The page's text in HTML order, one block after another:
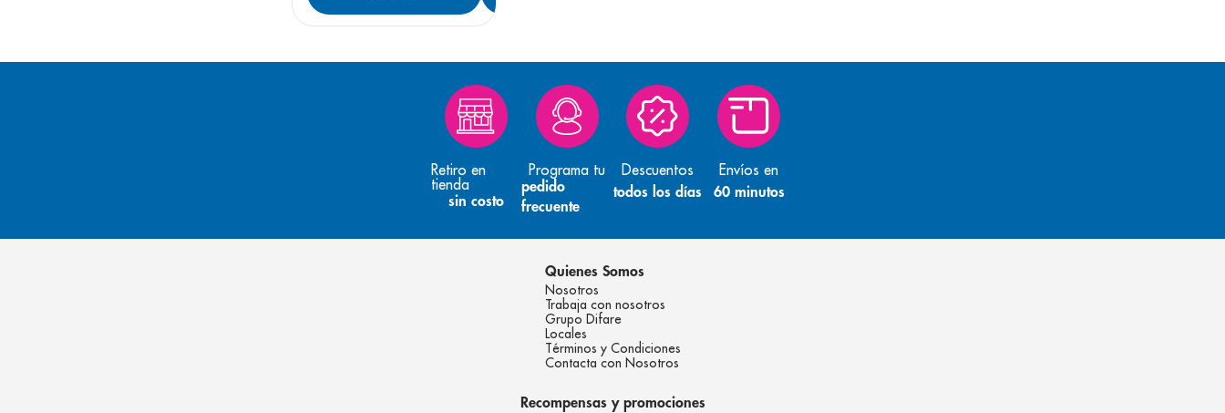
Retiro en
tienda
sin costo
Programa tu
pedido
frecuente
Descuentos
todos los días
Envíos en
60 minutos
Quienes Somos
Nosotros
Trabaja con nosotros
Grupo Difare
Locales
Términos y Condiciones
Contacta con Nosotros
Recompensas y promociones